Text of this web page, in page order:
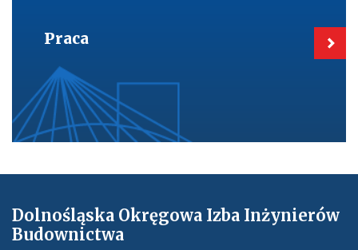
Praca
Dolnośląska Okręgowa Izba Inżynierów
Budownictwa